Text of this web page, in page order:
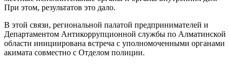
При этом, результатов это дало.
В этой связи, региональной палатой предпринимателей и
Департаментом Антикоррупционной службы по Алматинской
области инициирована встреча с уполномоченными органами
акимата совместно с Отделом полиции.